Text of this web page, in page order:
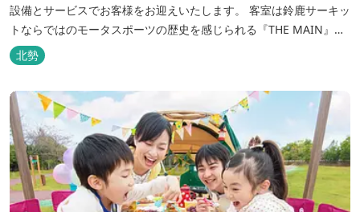
設備とサービスでお客様をお迎えいたします。 客室は鈴鹿サーキッ
トならではのモータスポーツの歴史を感じられる『THE MAIN』を
はじめ、ファミリーにおすすめのキッズ・ベビーにやさしいこだわ
りの詰まった「サーキット キッズルーム」「コチラファミリールー
ム」など様々なコンセプトルームをご用意しています。 また、お子
さま連れでも安心し...
北勢